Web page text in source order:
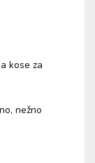
kose za
nežno